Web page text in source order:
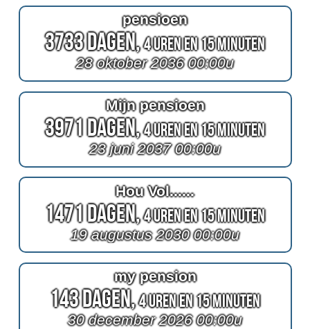
pensioen
3733 Dagen,4 Uren en 15 Minuten
28 oktober 2036 00:00u
Mijn pensioen
3971 Dagen,4 Uren en 15 Minuten
23 juni 2037 00:00u
Hou Vol......
1471 Dagen,4 Uren en 15 Minuten
19 augustus 2030 00:00u
my pension
143 Dagen,4 Uren en 15 Minuten
30 december 2026 00:00u